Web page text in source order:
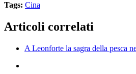
Tags: Cina
Articoli correlati
A Leonforte la sagra della pesca